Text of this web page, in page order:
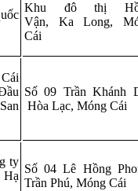
Khu đô thị
Vận, Ka Long,
Cái
Số 09 Trần Khánh
Hòa Lạc, Móng Cái
ty
Hạ
Số 04 Lê Hồng
Trần Phú, Móng Cái